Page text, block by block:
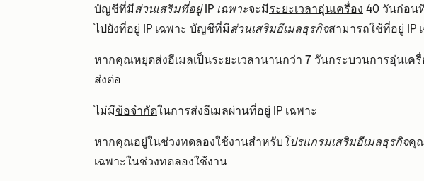
บัญชีที่มีส่วนเสริมที่อยู่ IP เฉพาะจะมีระยะเวลาอุ่นเครื่อง 40 วันก่อน
ไปยังที่อยู่ IP เฉพาะ บัญชีที่มีส่วนเสริมอีเมลธุรกิจสามารถใช้ที่อยู่ IP
หากคุณหยุดส่งอีเมลเป็นระยะเวลานานกว่า 7 วันกระบวนการอุ่นเ
ส่งต่อ
ไม่มีข้อจำกัดในการส่งอีเมลผ่านที่อยู่ IP เฉพาะ
หากคุณอยู่ในช่วงทดลองใช้งานสำหรับ โปรแกรมเสริมอีเมลธุรกิจคุ
เฉพาะในช่วงทดลองใช้งาน